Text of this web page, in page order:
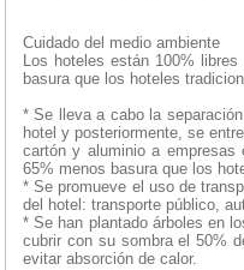
Cuidado del medio ambiente
Los hoteles están 100%
basura que los hoteles
* Se lleva a cabo la
hotel y posteriormente, se
cartón y aluminio a empresas
65% menos basura que los
* Se promueve el uso de
del hotel: transporte público,
* Se han plantado árboles en
cubrir con su sombra el 50%
evitar absorción de calor.